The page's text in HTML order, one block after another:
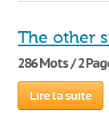
The other
286 Mots / 2
Lire la suite